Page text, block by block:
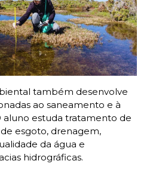
também desenvolve
ao saneamento e à
aluno estuda tratamento de
esgoto, drenagem,
da água e
hidrográficas.